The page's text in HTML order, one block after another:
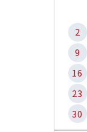
2
9
16
23
30